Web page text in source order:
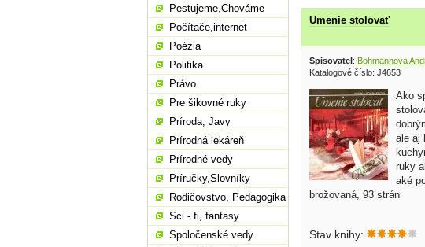
Umenie stolovať
Spisovatel: Bohmannová
Katalogové číslo: J4653
Ako
ale aj
ruky
aké
brožovaná, 93 strán
Stav knihy:
Pestujeme,Chováme
Počítače,internet
Poézia
Politika
Právo
Pre šikovné ruky
Príroda, Javy
Prírodná lekáreň
Prírodné vedy
Príručky,Slovníky
Rodičovstvo, Pedagogika
Sci - fi, fantasy
Spoločenské vedy